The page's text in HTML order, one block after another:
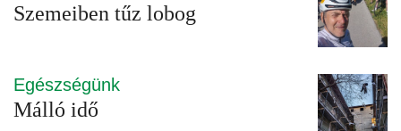
Szemeiben tűz lobog
Egészségünk
Málló idő